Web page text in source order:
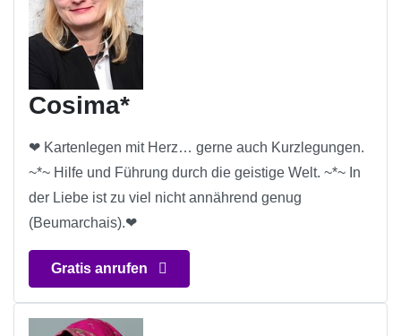
Cosima*
❤ Kartenlegen mit Herz… gerne auch Kurzlegungen.
~*~ Hilfe und Führung durch die geistige Welt. ~*~ In
der Liebe ist zu viel nicht annährend genug
(Beumarchais).❤
Gratis anrufen